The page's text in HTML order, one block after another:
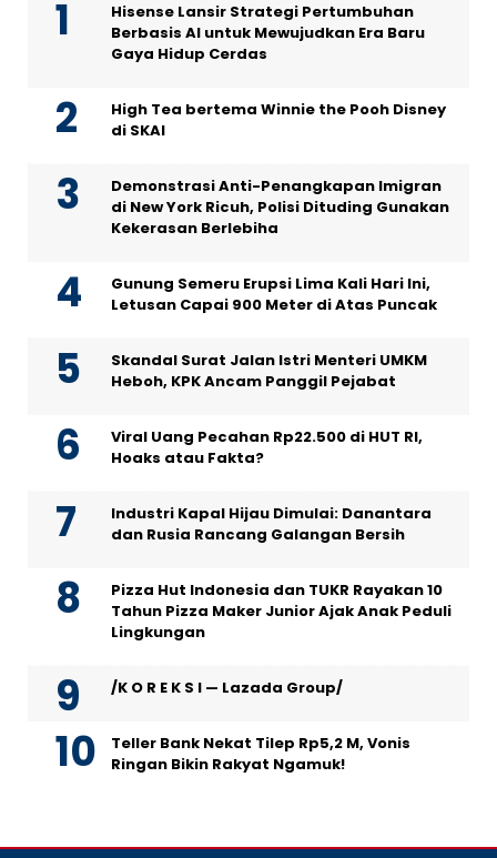
Hisense Lansir Strategi Pertumbuhan
Berbasis AI untuk Mewujudkan Era Baru
Gaya Hidup Cerdas
High Tea bertema Winnie the Pooh Disney
di SKAI
Demonstrasi Anti-Penangkapan Imigran
di New York Ricuh, Polisi Dituding Gunakan
Kekerasan Berlebiha
Gunung Semeru Erupsi Lima Kali Hari Ini,
Letusan Capai 900 Meter di Atas Puncak
Skandal Surat Jalan Istri Menteri UMKM
Heboh, KPK Ancam Panggil Pejabat
Viral Uang Pecahan Rp22.500 di HUT RI,
Hoaks atau Fakta?
Industri Kapal Hijau Dimulai: Danantara
dan Rusia Rancang Galangan Bersih
Pizza Hut Indonesia dan TUKR Rayakan 10
Tahun Pizza Maker Junior Ajak Anak Peduli
Lingkungan
/K O R E K S I — Lazada Group/
Teller Bank Nekat Tilep Rp5,2 M, Vonis
Ringan Bikin Rakyat Ngamuk!